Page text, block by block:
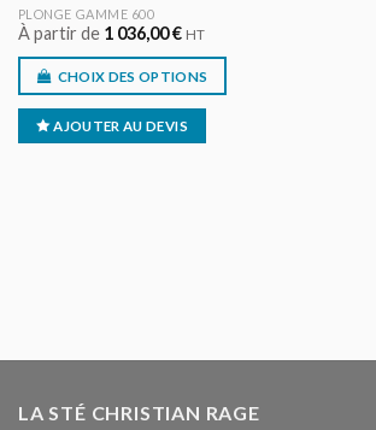
PLONGE GAMME 600
À partir de 1 036,00€ HT
CHOIX DES OPTIONS
AJOUTER AU DEVIS
LA STÉ CHRISTIAN RAGE